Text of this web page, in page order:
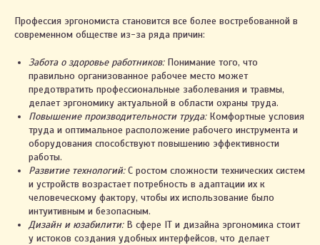
Профессия эргономиста становится все более востребованной в
современном обществе из-за ряда причин:
Забота о здоровье работников:Понимание того, что
правильно организованное рабочее место может
предотвратить профессиональные заболевания и травмы,
делает эргономику актуальной в области охраны труда.
Повышение производительности труда:Комфортные условия
труда и оптимальное расположение рабочего инструмента и
оборудования способствуют повышению эффективности
работы.
Развитие технологий:С ростом сложности технических систем
и устройств возрастает потребность в адаптации их к
человеческому фактору, чтобы их использование было
интуитивным и безопасным.
Дизайн и юзабилити:В сфере IT и дизайна эргономика стоит
у истоков создания удобных интерфейсов, что делает